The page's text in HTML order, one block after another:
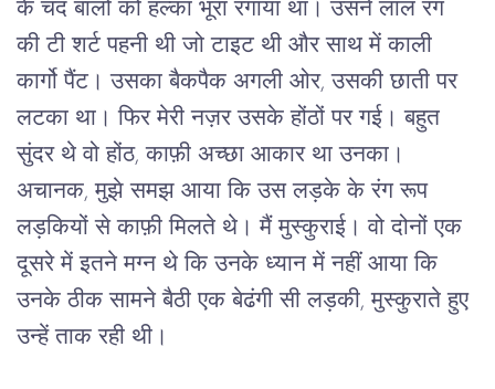
के चंद बालों को हल्का भूरा रंगाया था। उसने लाल रंग
की टी शर्ट पहनी थी जो टाइट थी और साथ में काली
कार्गो पैंट। उसका बैकपैक अगली ओर, उसकी छाती पर
लटका था। फिर मेरी नज़र उसके होंठों पर गई। बहुत
सुंदर थे वो होंठ, काफ़ी अच्छा आकार था उनका।
अचानक, मुझे समझ आया कि उस लड़के के रंग रूप
लड़कियों से काफ़ी मिलते थे। मैं मुस्कुराई। वो दोनों एक
दूसरे में इतने मग्न थे कि उनके ध्यान में नहीं आया कि
उनके ठीक सामने बैठी एक बेढंगी सी लड़की, मुस्कुराते हुए
उन्हें ताक रही थी।